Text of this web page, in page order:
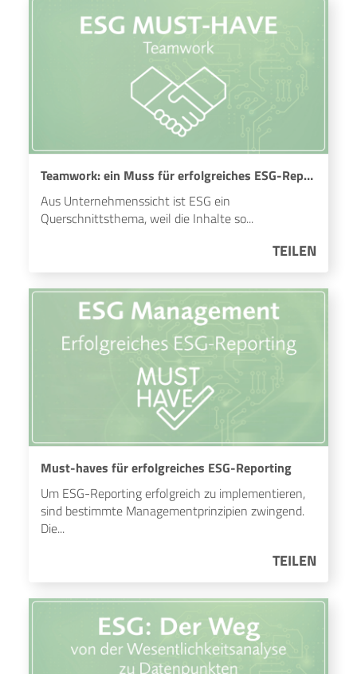
Teamwork: ein Muss für erfolgreiches ESG-Reporting
Aus Unternehmenssicht ist ESG ein
Querschnittsthema, weil die Inhalte so...
TEILEN
Must-haves für erfolgreiches ESG-Reporting
Um ESG-Reporting erfolgreich zu implementieren,
sind bestimmte Managementprinzipien zwingend.
Die...
TEILEN